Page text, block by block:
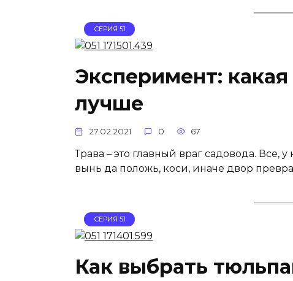
СЕРИЯ 51
Эксперимент:
лучше
27.02.2021 0 67
Трава – это главный враг садовода. Все, у
вынь да положь, коси, иначе двор
СЕРИЯ 51
Как выбрать